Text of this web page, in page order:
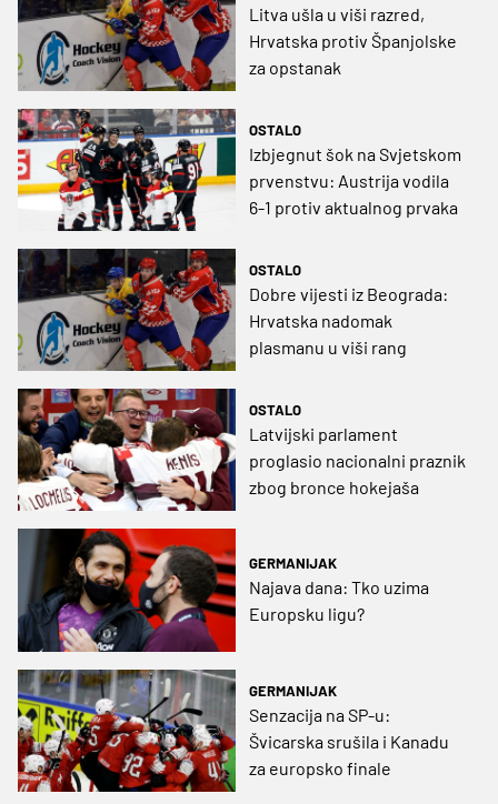
Litva ušla u viši razred,
Hrvatska protiv Španjolske
za opstanak
OSTALO
Izbjegnut šok na Svjetskom
prvenstvu: Austrija vodila
6-1 protiv aktualnog prvaka
OSTALO
Dobre vijesti iz Beograda:
Hrvatska nadomak
plasmanu u viši rang
OSTALO
Latvijski parlament
proglasio nacionalni praznik
zbog bronce hokejaša
GERMANIJAK
Najava dana: Tko uzima
Europsku ligu?
GERMANIJAK
Senzacija na SP-u:
Švicarska srušila i Kanadu
za europsko finale